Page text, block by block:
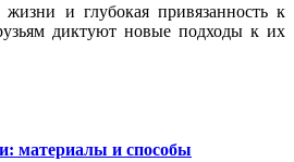
и глубокая привязанность к
диктуют новые подходы к их
материалы и способы